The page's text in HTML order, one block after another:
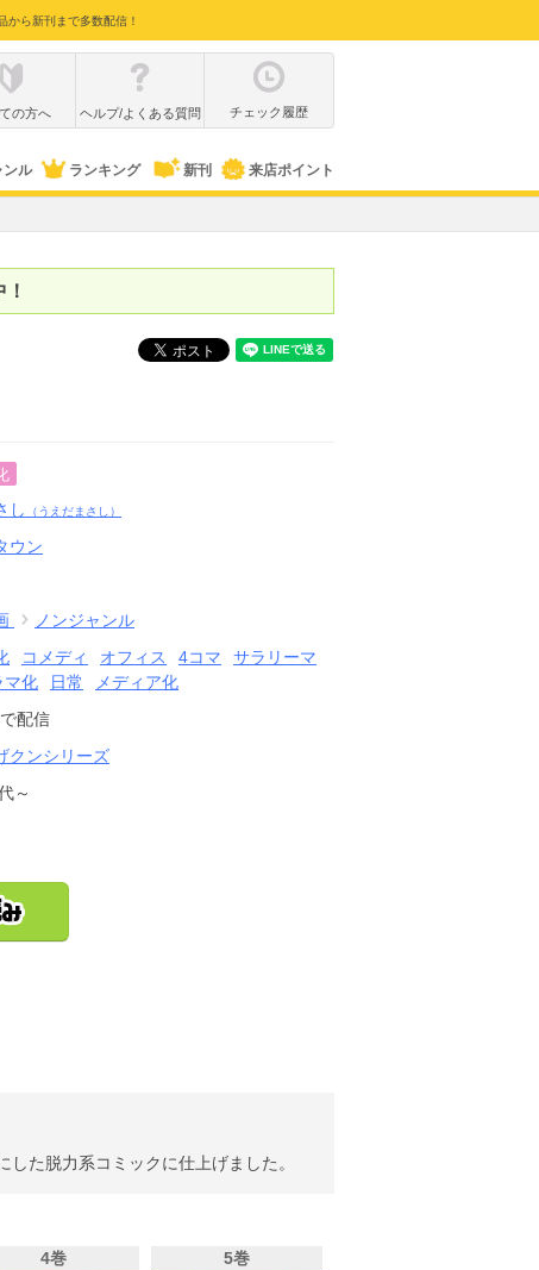
ら新刊まで多数配信！
の方へ ヘルプ/よくある質問 チェック履歴
ンル ランキング 新刊 来店ポイント
し （うえだまさし）
ウン
ノンジャンル
コメディ オフィス 4コマ
サラリーマ
マ化 日常
メディア化
配信
クンシリーズ
～
た脱力系コミックに仕上げました。
4巻 5巻